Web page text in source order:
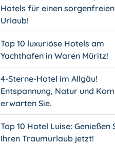
Hotels für einen sorgenfreien
Urlaub!
Top 10 luxuriöse Hotels am
Yachthafen in Waren Müritz!
4-Sterne-Hotel im Allgäu!
Entspannung, Natur und
erwarten Sie.
Top 10 Hotel Luise: Genießen
Ihren Traumurlaub jetzt!